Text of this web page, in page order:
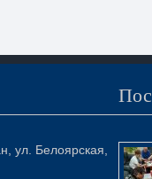
ул. Белоярская,